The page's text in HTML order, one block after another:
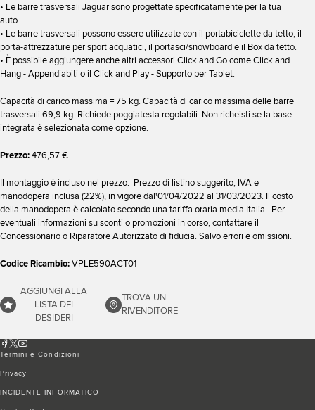
• Le barre trasversali Jaguar sono progettate specificatamente per la tua
auto.
• Le barre trasversali possono essere utilizzate con il portabiciclette da tetto, il
porta-attrezzature per sport acquatici, il portasci/snowboard e il Box da tetto.
• È possibile aggiungere anche altri accessori Click and Go come Click and
Hang - Appendiabiti o il Click and Play - Supporto per Tablet.
Capacità di carico massima = 75 kg. Capacità di carico massima delle barre
trasversali 69,9 kg. Richiede poggiatesta regolabili. Non richeisti se la base
integrata è selezionata come opzione.
Prezzo:476,57 €
Il montaggio è incluso nel prezzo. Prezzo di listino suggerito, IVA e
manodopera inclusa (22%), in vigore dal'01/04/2022 al 31/03/2023. Il costo
della manodopera è calcolato secondo una tariffa oraria media Italia. Per
eventuali informazioni su sconti o promozioni in corso, contattare il
Concessionario o Riparatore Autorizzato di fiducia. Salvo errori e omissioni.
Codice Ricambio:VPLE590ACT01
AGGIUNGI ALLA
LISTA DEI
DESIDERI
TROVA UN
RIVENDITORE
Termini e Condizioni
Privacy
INCIDENTE INFORMATICO